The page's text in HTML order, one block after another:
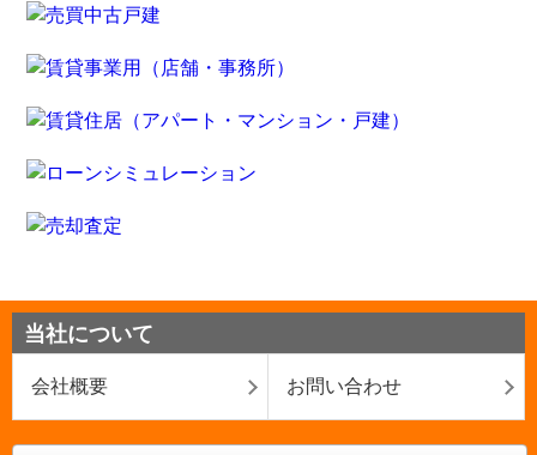
当社について
会社概要 お問い合わせ